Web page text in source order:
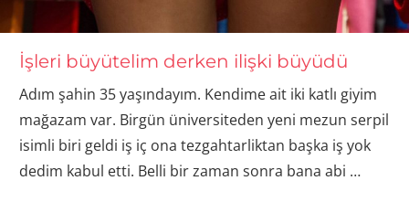
İşleri büyütelim derken ilişki büyüdü
Adım şahin 35 yaşındayım. Kendime ait iki katlı giyim
mağazam var. Birgün üniversiteden yeni mezun serpil
isimli biri geldi iş iç ona tezgahtarliktan başka iş yok
dedim kabul etti. Belli bir zaman sonra bana abi …